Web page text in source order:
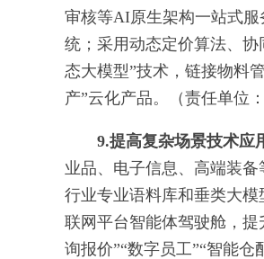
审核等AI原生架构一站式
统；采用动态定价算法、
态大模型”技术，链接物料
产”云化产品。（责任单位
9.提高复杂场景技术应
业品、电子信息、高端装
行业专业语料库和垂类大
联网平台智能体驾驶舱，
询报价”“数字员工”“智能